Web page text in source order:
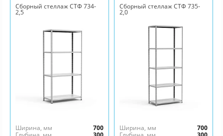
Сборный стеллаж СТФ 734-
2,5
Ширина, мм
700
Сборный стеллаж СТФ 735-
2,0
Ширина, мм
700